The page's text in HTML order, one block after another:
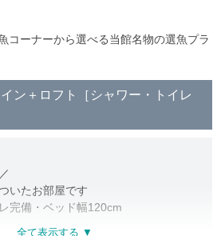
コーナーから選べる当館名物の選魚プラ
ン＋ロフト［シャワー・トイレ
いたお部屋です
完備・ベッド幅120cm